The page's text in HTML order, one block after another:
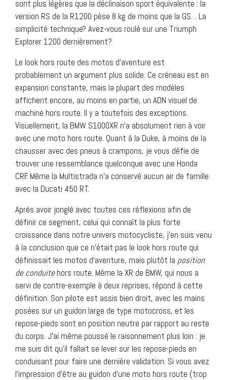
sont plus légères que la déclinaison sport équivalente : la
version RS de la R1200 pèse 8 kg de moins que la GS… La
simplicité technique? Avez-vous roulé sur une Triumph
Explorer 1200 dernièrement?
Le look hors route des motos d’aventure est
probablement un argument plus solide. Ce créneau est en
expansion constante, mais la plupart des modèles
affichent encore, au moins en partie, un ADN visuel de
machine hors route. Il y a toutefois des exceptions.
Visuellement, la BMW S1000XR n’a absolument rien à voir
avec une moto hors route. Quant à la Duke, à moins de la
chausser avec des pneus à crampons, je vous défie de
trouver une ressemblance quelconque avec une Honda
CRF. Même la Multistrada n’a conservé aucun air de famille
avec la Ducati 450 RT.
Après avoir jonglé avec toutes ces réflexions afin de
définir ce segment, celui qui connaît la plus forte
croissance dans notre univers motocycliste, j’en suis venu
à la conclusion que ce n’était pas le look hors route qui
définissait les motos d’aventure, mais plutôt la position
de conduitehors route. Même la XR de BMW, qui nous a
servi de contre-exemple à deux reprises, répond à cette
définition. Son pilote est assis bien droit, avec les mains
posées sur un guidon large de type motocross, et les
repose-pieds sont en position neutre par rapport au reste
du corps. J’ai même poussé le raisonnement plus loin : je
me suis dit qu’il fallait se lever sur les repose-pieds en
conduisant pour faire une dernière validation. Si vous avez
l’impression d’être au guidon d’une moto hors route (trop